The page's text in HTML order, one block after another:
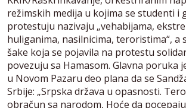
režimskih medija u kojima se studenti i
protestuju nazivaju „vehabijama,
huliganima, nasilnicima, teroristima“, a
šake koja se pojavila na protestu
povezuju sa Hamasom. Glavna poruka
u Novom Pazaru deo plana da se
Srbije: „Srpska država u opasnosti.
obračun sa narodom, Hoće da